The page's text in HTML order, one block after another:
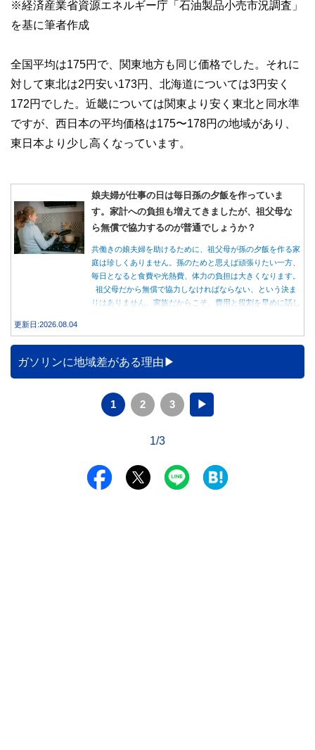
※経済産業省資源エネルギー庁「石油製品小売市況調査」
を基に筆者作成
全国平均は175円で、関東地方も同じ価格でした。それに
対して東北は2円安い173円、北海道については3円安く
172円でした。近畿については関東より安く東北と同水準
ですが、西日本の平均価格は175〜178円の地域があり、
東日本より少し高くなっています。
娘夫婦が仕事の日は毎日孫の夕飯を作っていま
す。家計への負担も増えてきましたが、祖父母な
ら無償で協力するのが普通でしょうか？
共働きの娘夫婦を助けるために、祖父母が孫の夕飯を作る家
庭は珍しくありません。孫のためと思えば頑張りたい一方、
毎日となると食費や光熱費、体力の負担は大きくなります。
祖父母だから無償で協力しなければならない、という決ま
りはありません。家族だからこそ、費用と役割を早めに話し
更新日:2026.08.04
ガソリンに地域差がある理由
1 2 3 ▶
1/3